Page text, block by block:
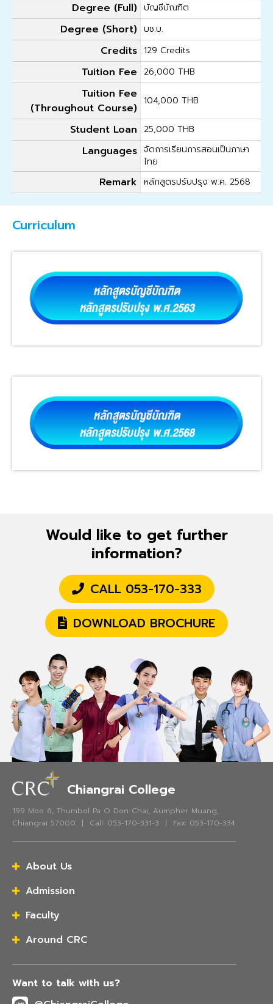
Degree (Full) บัญชีบัณฑิต
Degree (Short) บช.บ.
Credits 129 Credits
Tuition Fee 26,000 THB
Tuition Fee
(Throughout Course)
104,000 THB
Student Loan 25,000 THB
Languages จัดการเรียนการสอนเป็นภาษา
ไทย
Remark หลักสูตรปรับปรุง พ.ศ. 2568
Curriculum
Would like to get further
information?
CALL 053-170-333
DOWNLOAD BROCHURE
Chiangrai College
199 Moo 6, Thumbol Pa O Don Chai, Aumpher Muang,
Chiangrai 57000 | Call: 053-170-331-3 | Fax: 053-170-334
About Us
Admission
Faculty
Around CRC
Want to talk with us?